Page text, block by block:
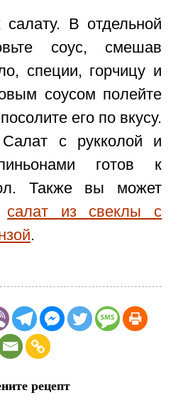
В отдельной
соус, смешав
специи, горчицу и
соусом полейте
его по вкусу.
Салат с рукколой и
готов к
Также вы может
салат из свеклы с
.
рецепт